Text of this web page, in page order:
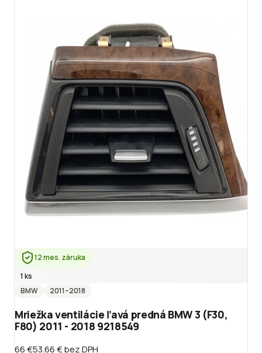
12 mes. záruka
1 ks
BMW
2011–2018
Mriežka ventilácie ľavá predná BMW 3 (F30,
F80) 2011 - 2018 9218549
66 €53.66 €bez DPH